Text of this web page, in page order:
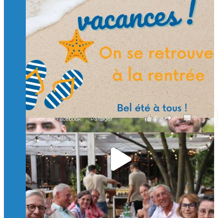
et contribuons ensemble à former les générations
d’ingénieurs de demain. 🙏
Merci à tous !
🎯 Taxe d’apprentissage 2026 : avec l'Isep, investissez pour
un numérique au service de l'humain !
À l’Isep, nous formons des ingénieurs, des bachelors, des
Mastères Spécialisés, qui allient excellence technologique et
valeurs humaines, au cœur de notre pro
...Voir plus
il y a 2 mois
0 0 0
Voir sur Facebook · Partager
🚀Afterwork à Genève 🚀
🥳 Le 22 avril dernier, 14 Alumni vivant / travaillant
en Suisse ont partagé un moment convivial de
retrouvailles et d'échanges !
Merci à tous pour votre présence et à Alexandre